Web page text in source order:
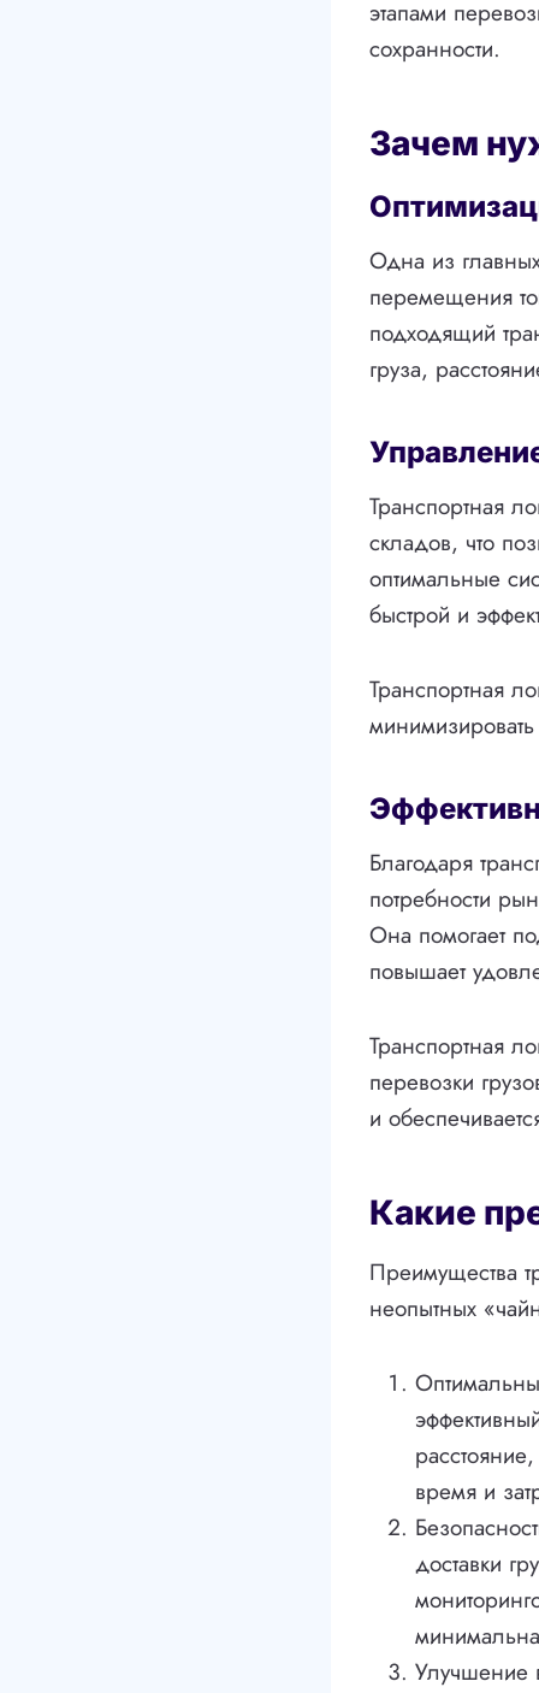
этапами
сохранности.
Зачем
Одна из
перемещения
подходящий
груза,
Транспортная
складов, что
оптимальные
быстрой и
Транспортная
Благодаря
потребности
Она помогает
повышает
Транспортная
перевозки
и
Какие
Преимущества
неопытных
время и
доставки
Улучшение